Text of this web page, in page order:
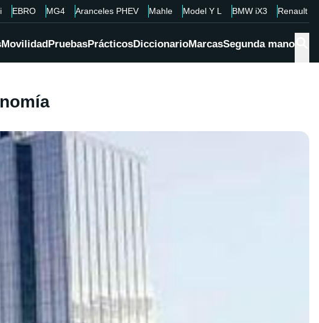
EBRO MG4 Aranceles PHEV Mahle Model Y L BMW iX3 Renault
MovilidadPruebasPrácticosDiccionarioMarcasSegunda mano